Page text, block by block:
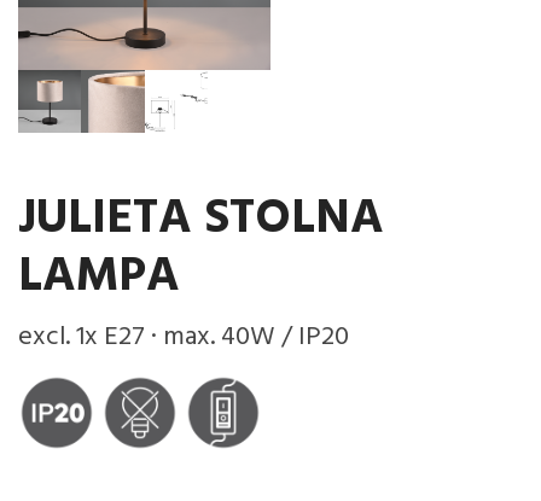
JULIETA STOLNA
LAMPA
excl. 1x E27 · max. 40W / IP20